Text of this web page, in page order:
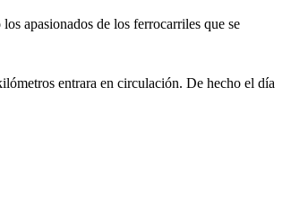
apasionados de los ferrocarriles que se
entrara en circulación. De hecho el día